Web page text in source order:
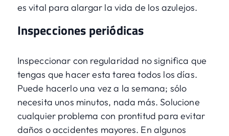
es vital para alargar la vida de los azulejos.
Inspecciones periódicas
Inspeccionar con regularidad no significa que
tengas que hacer esta tarea todos los días.
Puede hacerlo una vez a la semana; sólo
necesita unos minutos, nada más. Solucione
cualquier problema con prontitud para evitar
daños o accidentes mayores. En algunos